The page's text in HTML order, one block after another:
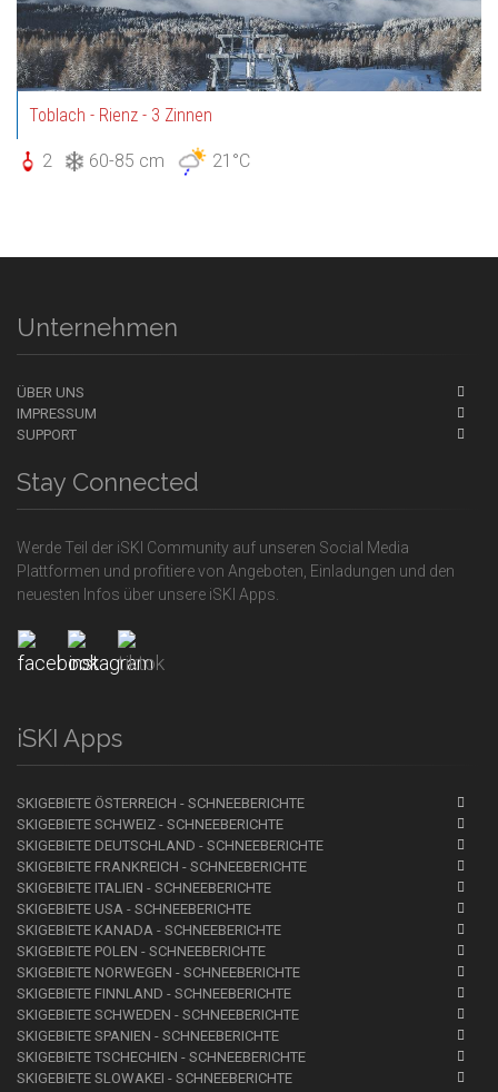
Toblach - Rienz - 3 Zinnen
2 60-85 cm 21°C
Unternehmen
ÜBER UNS
IMPRESSUM
SUPPORT
Stay Connected
Werde Teil der iSKI Community auf unseren Social Media
Plattformen und profitiere von Angeboten, Einladungen und den
neuesten Infos über unsere iSKI Apps.
iSKI Apps
SKIGEBIETE ÖSTERREICH - SCHNEEBERICHTE
SKIGEBIETE SCHWEIZ - SCHNEEBERICHTE
SKIGEBIETE DEUTSCHLAND - SCHNEEBERICHTE
SKIGEBIETE FRANKREICH - SCHNEEBERICHTE
SKIGEBIETE ITALIEN - SCHNEEBERICHTE
SKIGEBIETE USA - SCHNEEBERICHTE
SKIGEBIETE KANADA - SCHNEEBERICHTE
SKIGEBIETE POLEN - SCHNEEBERICHTE
SKIGEBIETE NORWEGEN - SCHNEEBERICHTE
SKIGEBIETE FINNLAND - SCHNEEBERICHTE
SKIGEBIETE SCHWEDEN - SCHNEEBERICHTE
SKIGEBIETE SPANIEN - SCHNEEBERICHTE
SKIGEBIETE TSCHECHIEN - SCHNEEBERICHTE
SKIGEBIETE SLOWAKEI - SCHNEEBERICHTE